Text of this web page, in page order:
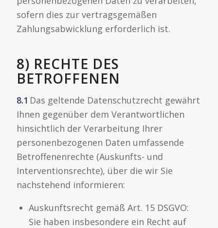
sofern dies zur vertragsgemäßen
Zahlungsabwicklung erforderlich ist.
8) RECHTE DES
BETROFFENEN
8.1 Das geltende Datenschutzrecht gewährt
Ihnen gegenüber dem Verantwortlichen
hinsichtlich der Verarbeitung Ihrer
personenbezogenen Daten umfassende
Betroffenenrechte (Auskunfts- und
Interventionsrechte), über die wir Sie
nachstehend informieren:
Auskunftsrecht gemäß Art. 15 DSGVO:
Sie haben insbesondere ein Recht auf